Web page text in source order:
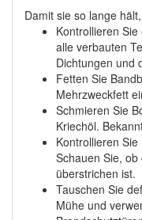
Damit sie so lange
Kontrollieren
alle verbauten
Dichtungen und
Fetten Sie
Mehrzweckfett
Schmieren Sie
Kriechöl.
Kontrollieren
Schauen Sie,
überstrichen ist.
Tauschen Sie
Mühe und